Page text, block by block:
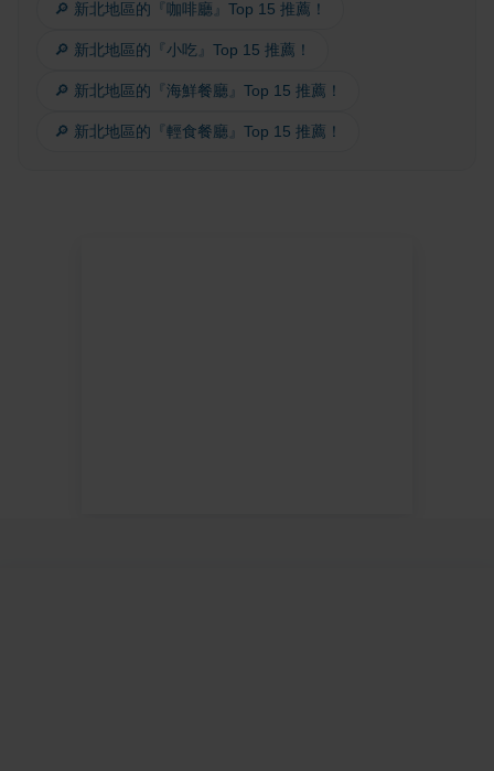
🔎 新北地區的『咖啡廳』Top 15 推薦！
🔎 新北地區的『小吃』Top 15 推薦！
🔎 新北地區的『海鮮餐廳』Top 15 推薦！
🔎 新北地區的『輕食餐廳』Top 15 推薦！